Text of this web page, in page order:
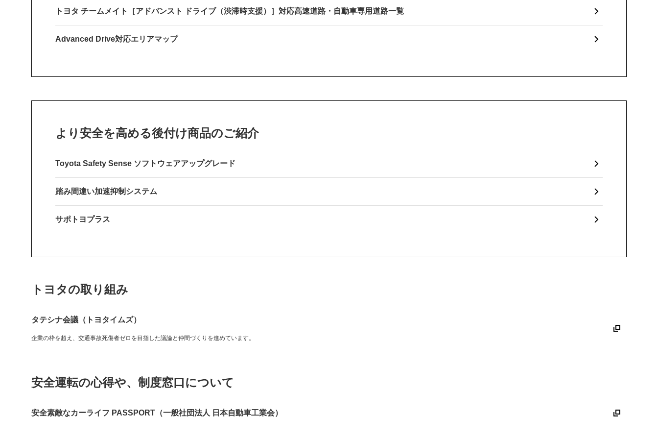
トヨタ チームメイト［アドバンスト ドライブ（渋滞時支援）］対応高速道路・自動車専用道路一覧
Advanced Drive対応エリアマップ
より安全を高める後付け商品のご紹介
Toyota Safety Sense ソフトウェアアップグレード
踏み間違い加速抑制システム
サポトヨプラス
トヨタの取り組み
タテシナ会議（トヨタイムズ）
企業の枠を超え、交通事故死傷者ゼロを目指した議論と仲間づくりを進めています。
安全運転の心得や、制度窓口について
安全素敵なカーライフ PASSPORT（一般社団法人 日本自動車工業会）